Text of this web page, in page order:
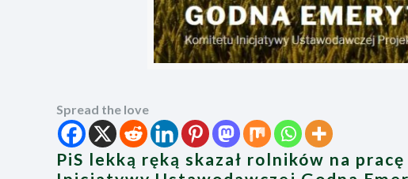
Spread the love
PiS lekką ręką skazał rolników na